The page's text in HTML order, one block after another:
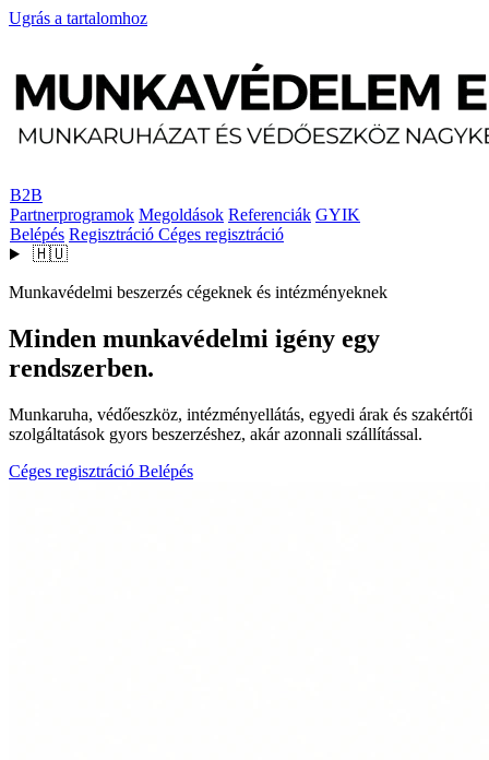
Ugrás a tartalomhoz
B2B
Partnerprogramok Megoldások Referenciák GYIK
Belépés Regisztráció Céges regisztráció
🇭🇺
Munkavédelmi beszerzés cégeknek és intézményeknek
Minden munkavédelmi igény egy
rendszerben.
Munkaruha, védőeszköz, intézményellátás, egyedi árak és szakértői
szolgáltatások gyors beszerzéshez, akár azonnali szállítással.
Céges regisztráció Belépés